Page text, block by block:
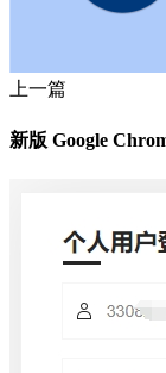
上一篇
新版 Google